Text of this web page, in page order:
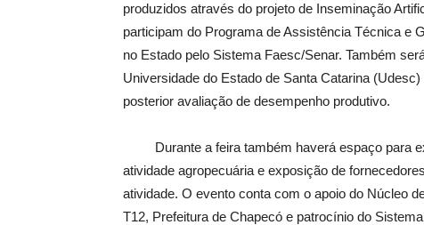
produzidos através do projeto de Inseminação
participam do Programa de Assistência Técnica e
no Estado pelo Sistema Faesc/Senar. Também
Universidade do Estado de Santa Catarina
posterior avaliação de desempenho produtivo.
Durante a feira também haverá espaço para
atividade agropecuária e exposição de
atividade. O evento conta com o apoio do Núcleo
T12, Prefeitura de Chapecó e patrocínio do